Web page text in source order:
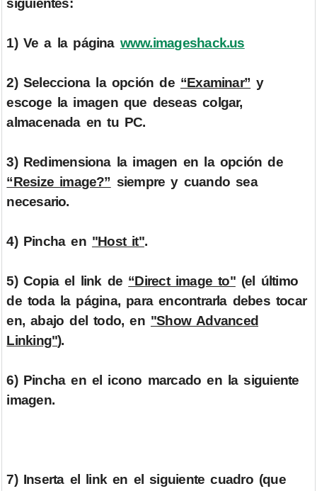
siguientes:
1) Ve a la página www.imageshack.us
2) Selecciona la opción de “Examinar” y
escoge la imagen que deseas colgar,
almacenada en tu PC.
3) Redimensiona la imagen en la opción de
“Resize image?” siempre y cuando sea
necesario.
4) Pincha en "Host it".
5) Copia el link de “Direct image to"(el último
de toda la página, para encontrarla debes tocar
en, abajo del todo, en "Show Advanced
Linking").
6) Pincha en el icono marcado en la siguiente
imagen.
7) Inserta el link en el siguiente cuadro (que